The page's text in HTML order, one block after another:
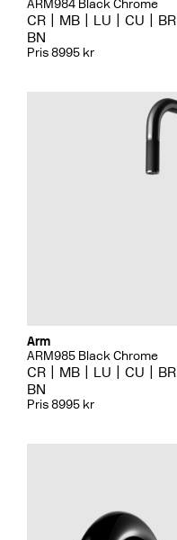
ARM984 Black Chrome
CR MB LU CU BR
BN
Pris 8995 kr
Arm
ARM985 Black Chrome
CR MB LU CU BR
BN
Pris 8995 kr